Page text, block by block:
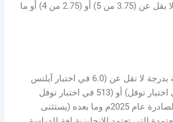
– المعدل التراكمي لا يقل عن (3.75 من 5) أو (2.75 من 4) أو ما
إجادة اللغة الإنجليزية بدرجة لا تقل عن (6.0 في اختبار آيلتس
الأكاديمي) أو (76 في اختبار توفل) أو (513 في اختبار توفل
الورقي) للشهادات الصادرة عام 2025م وما بعده (يستثنى